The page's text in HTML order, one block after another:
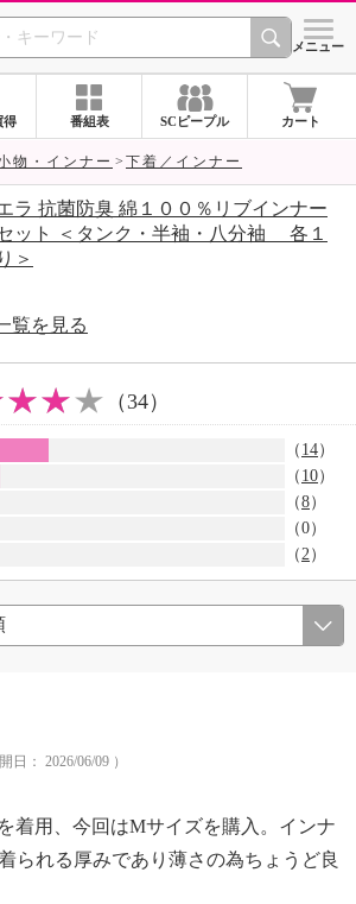
SHOP CHANNEL シメニュー
得 番組表 SCピープル カート
物・インナー 下着／インナー
ラ 抗菌防臭 綿１００％リブインナー
ット ＜タンク・半袖・八分袖 各１
＞
覧を見る
（34）
（ 14）
（ 10）
（8）
（0）
（2）
日： 2026/06/09 ）
着用、今回はMサイズを購入。インナ
られる厚みであり薄さの為ちょうど良